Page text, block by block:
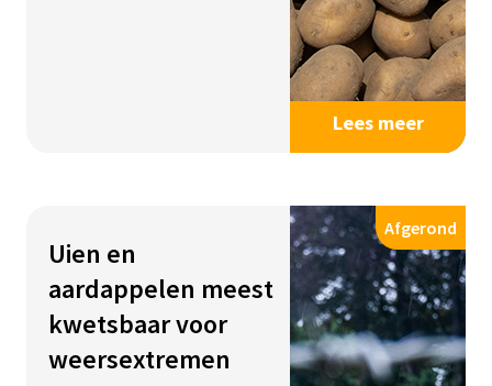
Lees meer
Uien en
aardappelen meest
kwetsbaar voor
weersextremen
Afgerond